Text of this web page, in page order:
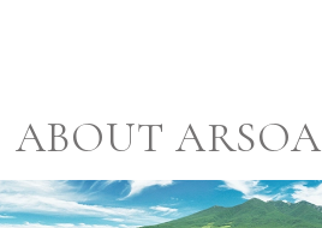
ABOUT ARSOA